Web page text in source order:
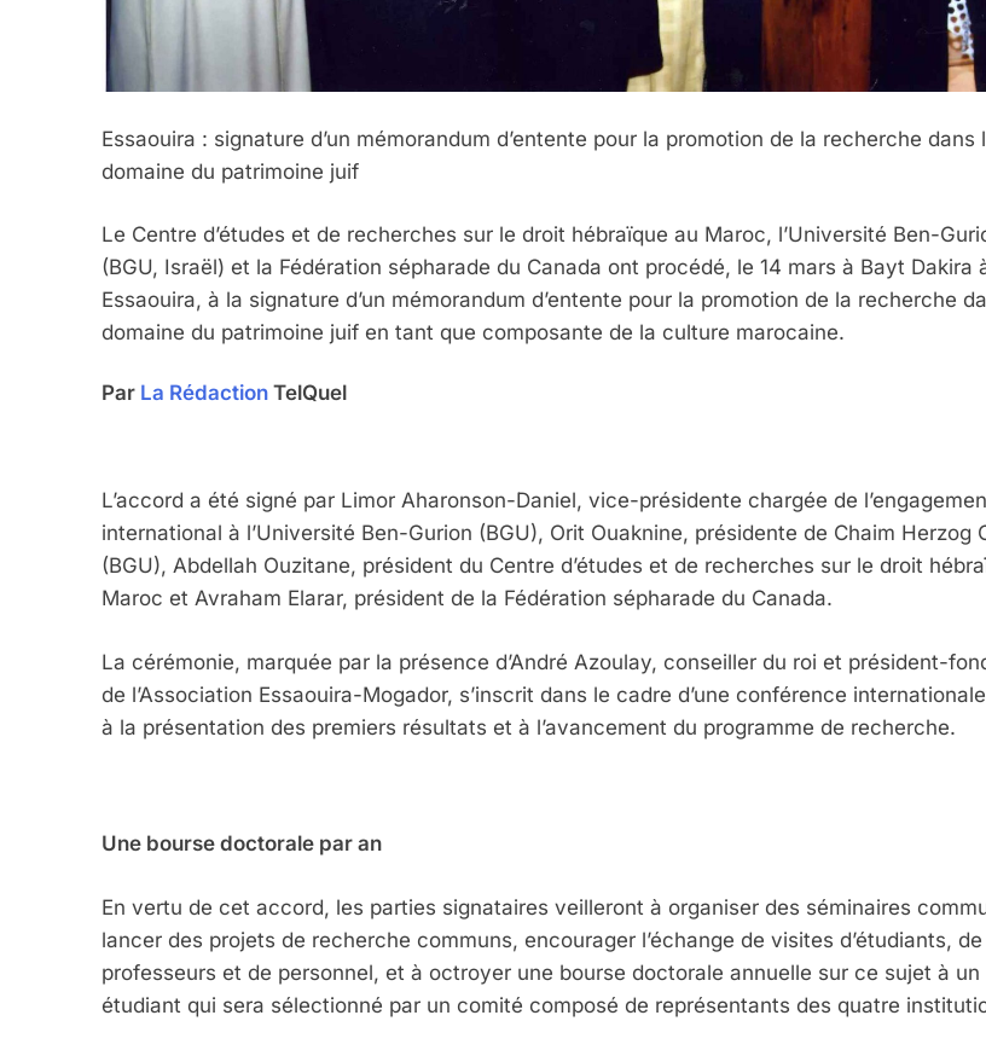
Essaouira : signature d’un mémorandum d’entente pour la promotion de la recherche dans
domaine du patrimoine juif
Le Centre d’études et de recherches sur le droit hébraïque au Maroc, l’Université Ben-
(BGU, Israël) et la Fédération sépharade du Canada ont procédé, le 14 mars à Bayt Dakira
Essaouira, à la signature d’un mémorandum d’entente pour la promotion de la recherche
domaine du patrimoine juif en tant que composante de la culture marocaine.
Par La Rédaction TelQuel
L’accord a été signé par Limor Aharonson-Daniel, vice-présidente chargée de
international à l’Université Ben-Gurion (BGU), Orit Ouaknine, présidente de Chaim Herzog
(BGU), Abdellah Ouzitane, président du Centre d’études et de recherches sur le droit
Maroc et Avraham Elarar, président de la Fédération sépharade du Canada.
La cérémonie, marquée par la présence d’André Azoulay, conseiller du roi et président-
de l’Association Essaouira-Mogador, s’inscrit dans le cadre d’une conférence
à la présentation des premiers résultats et à l’avancement du programme de recherche.
Une bourse doctorale par an
En vertu de cet accord, les parties signataires veilleront à organiser des séminaires
lancer des projets de recherche communs, encourager l’échange de visites d’étudiants, de
professeurs et de personnel, et à octroyer une bourse doctorale annuelle sur ce sujet à un
étudiant qui sera sélectionné par un comité composé de représentants des quatre